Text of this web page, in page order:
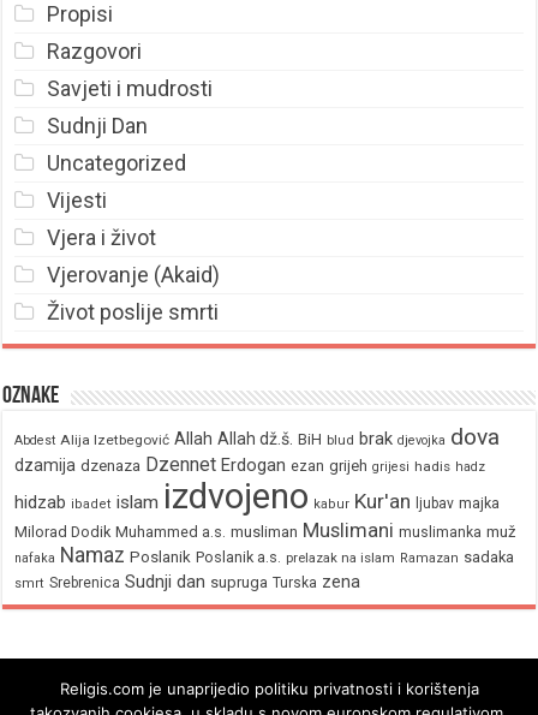
Propisi
Razgovori
Savjeti i mudrosti
Sudnji Dan
Uncategorized
Vijesti
Vjera i život
Vjerovanje (Akaid)
Život poslije smrti
Oznake
Abdest Alija Izetbegović Allah Allah dž.š. BiH blud brak djevojka dova
dzamija dzenaza Dzennet Erdogan ezan grijeh grijesi hadis hadz
hidzab ibadet islam izdvojeno kabur Kur'an ljubav majka
Milorad Dodik Muhammed a.s. musliman Muslimani muslimanka muž
nafaka Namaz Poslanik Poslanik a.s. prelazak na islam Ramazan sadaka
smrt Srebrenica Sudnji dan supruga Turska zena
Religis.com je unaprijedio politiku privatnosti i korištenja